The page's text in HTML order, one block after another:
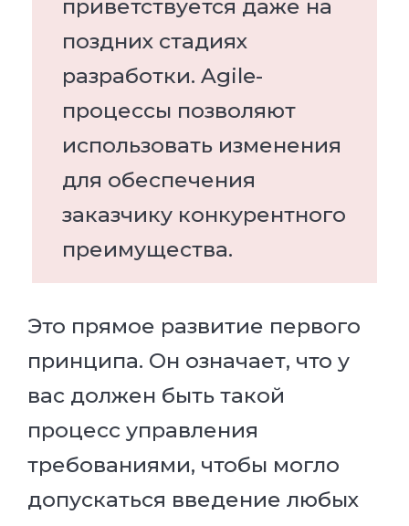
приветствуется даже на
поздних стадиях
разработки. Agile-
процессы позволяют
использовать изменения
для обеспечения
заказчику конкурентного
преимущества.
Это прямое развитие первого
принципа. Он означает, что у
вас должен быть такой
процесс управления
требованиями, чтобы могло
допускаться введение любых